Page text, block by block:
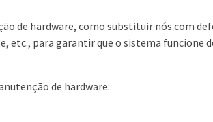
de hardware, como substituir nós com
etc., para garantir que o sistema funcione
de hardware: